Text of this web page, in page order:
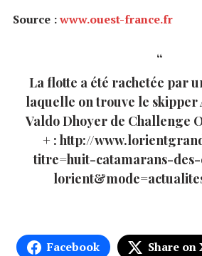
Source :www.ouest-france.fr
La flotte a été rachetée par
laquelle on trouve le skipper
Valdo Dhoyer de Challenge
+ : http://
titre=huit-catamarans-
Facebook Share on